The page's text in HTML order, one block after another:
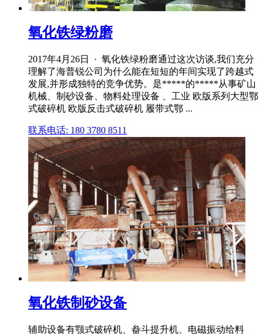
氧化铁绿粉磨
2017年4月26日 · 氧化铁绿粉磨通过这次访谈,我们充分
理解了海普锐公司为什么能在短短的年间实现了跨越式
发展,并形成独特的竞争优势。是*****的*****从事矿山
机械、制砂设备、物料处理设备 、工业 欧版系列大型鄂
式破碎机 欧版反击式破碎机 履带式鄂 ...
联系电话: 180 3780 8511
氧化铁制砂设备
辅助设备有颚式破碎机、畚斗提升机、电磁振动给料